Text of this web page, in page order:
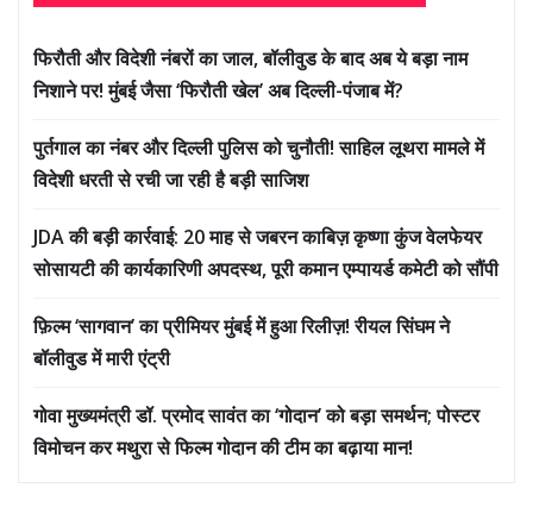
फिरौती और विदेशी नंबरों का जाल, बॉलीवुड के बाद अब ये बड़ा नाम
निशाने पर! मुंबई जैसा ‘फिरौती खेल’ अब दिल्ली-पंजाब में?
पुर्तगाल का नंबर और दिल्ली पुलिस को चुनौती! साहिल लूथरा मामले में
विदेशी धरती से रची जा रही है बड़ी साजिश
JDA की बड़ी कार्रवाई: 20 माह से जबरन काबिज़ कृष्णा कुंज वेलफेयर
सोसायटी की कार्यकारिणी अपदस्थ, पूरी कमान एम्पायर्ड कमेटी को सौंपी
फ़िल्म ‘सागवान’ का प्रीमियर मुंबई में हुआ रिलीज़! रीयल सिंघम ने
बॉलीवुड में मारी एंट्री
गोवा मुख्यमंत्री डॉ. प्रमोद सावंत का ‘गोदान’ को बड़ा समर्थन; पोस्टर
विमोचन कर मथुरा से फिल्म गोदान की टीम का बढ़ाया मान!